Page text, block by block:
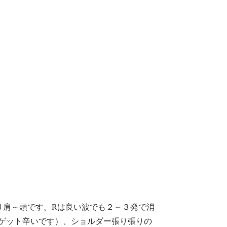
～頭です。Rは良い波でも２～３発で消
ット辛いです）、ショルダー張り張りの